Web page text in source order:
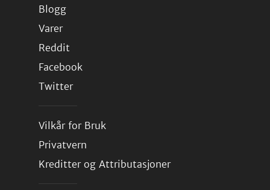
Blogg
Varer
Reddit
Facebook
Twitter
Vilkår for Bruk
Privatvern
Kreditter og Attributasjoner